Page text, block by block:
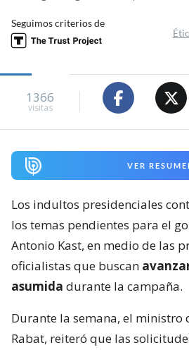
Seguimos criterios de
1366
visitas
VER
Los indultos presidenciales
los temas pendientes para el
Antonio Kast, en medio de las
oficialistas que buscan
asumida durante la campaña.
Durante la semana, el ministro
Rabat, reiteró que las